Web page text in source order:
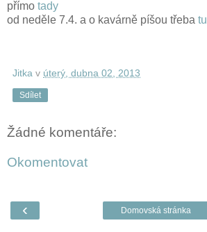
přímo tady
od neděle 7.4. a o kavárně píšou třeba tu
Jitka v úterý, dubna 02, 2013
Sdílet
Žádné komentáře:
Okomentovat
‹ Domovská stránka